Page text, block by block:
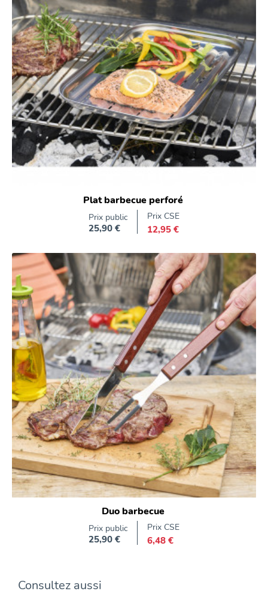
Plat barbecue perforé
Prix public
Prix
25,90 €
Prix CSE
12,95 €
Duo barbecue
Prix public
Prix
25,90 €
Prix CSE
6,48 €
Consultez aussi